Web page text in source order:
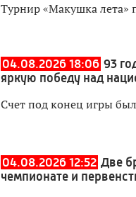
Турнир «Макушка лета»
04.08.2026 18:06 93
яркую победу над
Счет под конец игры
04.08.2026 12:52 Две
чемпионате и